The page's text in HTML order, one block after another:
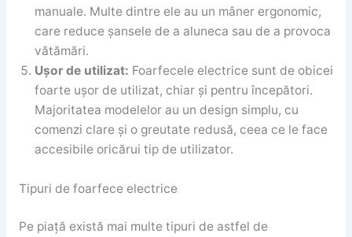
manuale. Multe dintre ele au un mâner ergonomic,
care reduce șansele de a aluneca sau de a provoca
vătămări.
Ușor de utilizat: Foarfecele electrice sunt de obicei
foarte ușor de utilizat, chiar și pentru începători.
Majoritatea modelelor au un design simplu, cu
comenzi clare și o greutate redusă, ceea ce le face
accesibile oricărui tip de utilizator.
Tipuri de foarfece electrice
Pe piață există mai multe tipuri de astfel de